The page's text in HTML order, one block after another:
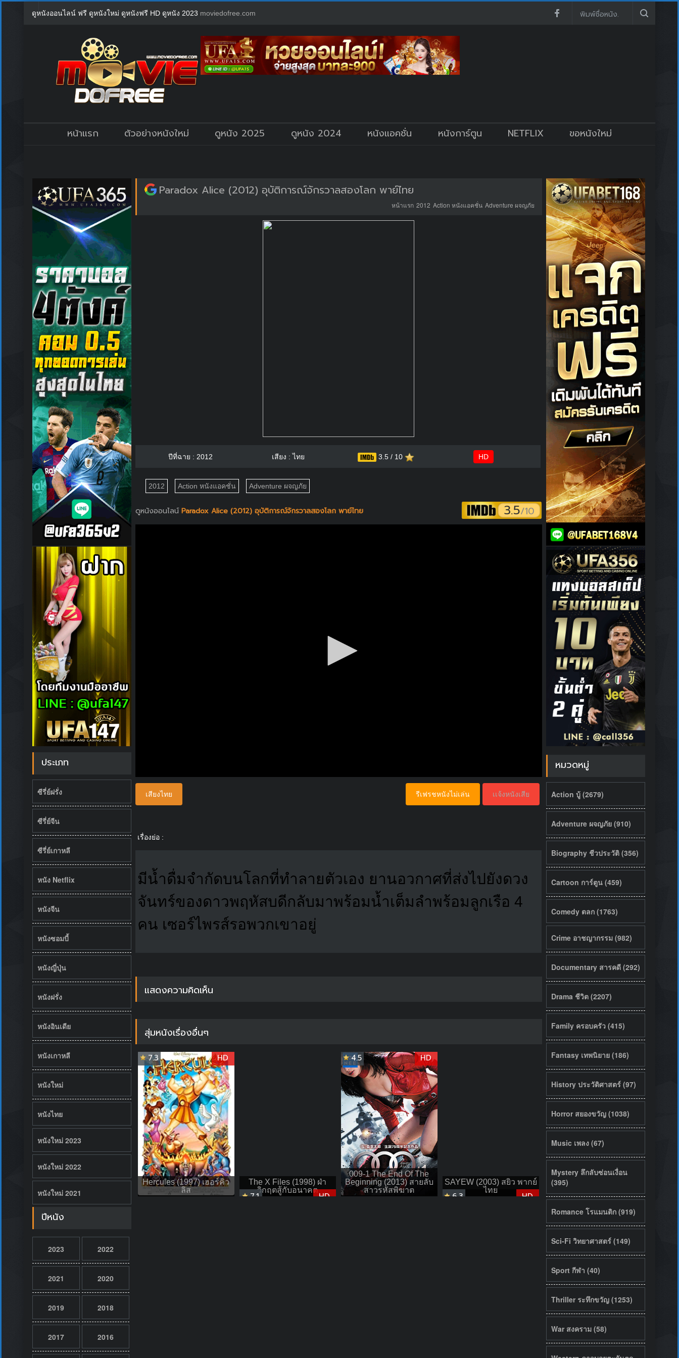
ดูหนังออนไลน์ ฟรี ดูหนังใหม่ ดูหนังฟรี HD ดูหนัง 2023 moviedofree.com
หน้าแรก ตัวอย่างหนังใหม่ ดูหนัง 2025 ดูหนัง 2024 หนังแอคชั่น หนังการ์ตูน NETFLIX ขอหนังใหม่
ประเภท
ซีรี่ย์ฝรั่ง
ซีรี่ย์จีน
ซีรี่ย์เกาหลี
หนัง Netflix
หนังจีน
หนังซอมบี้
หนังญี่ปุ่น
หนังฝรั่ง
หนังอินเดีย
หนังเกาหลี
หนังใหม่
หนังไทย
หนังใหม่ 2023
หนังใหม่ 2022
หนังใหม่ 2021
ปีหนัง
2023 2022
2021 2020
2019 2018
2017 2016
Paradox Alice (2012) อุบัติการณ์จักรวาลสองโลก พาย์ไทย
หน้าแรก 2012 Action หนังแอคชั่น Adventure ผจญภัย
ปีที่ฉาย : 2012 เสียง : ไทย 3.5 / 10 HD
2012 Action หนังแอคชั่น Adventure ผจญภัย
ดูหนังออนไลน์Paradox Alice (2012) อุบัติการณ์จักรวาลสองโลก พาย์ไทย 3.5/10
เสียงไทย เเจ้งหนังเสีย
รีเฟรชหนังไม่เล่น
เรื่องย่อ :
มีน้ำดื่มจำกัดบนโลกที่ทำลายตัวเอง ยานอวกาศที่ส่งไปยังดวง
จันทร์ของดาวพฤหัสบดีกลับมาพร้อมน้ำเต็มลำพร้อมลูกเรือ 4
คน เซอร์ไพรส์รอพวกเขาอยู่
แสดงความคิดเห็น
สุ่มหนังเรื่องอื่นๆ
Hercules (1997) เฮอร์คิว
ลิส
7.3 HD
The X Files (1998) ฝ่า
วิกฤตสู้กับอนาคต
7.1 HD
009-1 The End Of The
Beginning (2013) สายลับ
สาวรหัสพิฆาต
4.5 HD
SAYEW (2003) สยิว พากย์
ไทย
6.3 HD
หมวดหมู่
Action บู้ (2679)
Adventure ผจญภัย (910)
Biography ชีวประวัติ (356)
Cartoon การ์ตูน (459)
Comedy ตลก (1763)
Crime อาชญากรรม (982)
Documentary สารคดี (292)
Drama ชีวิต (2207)
Family ครอบครัว (415)
Fantasy เทพนิยาย (186)
History ประวัติศาสตร์ (97)
Horror สยองขวัญ (1038)
Music เพลง (67)
Mystery ลึกลับซ่อนเงื่อน
(395)
Romance โรแมนติก (919)
Sci-Fi วิทยาศาสตร์ (149)
Sport กีฬา (40)
Thriller ระทึกขวัญ (1253)
War สงคราม (58)